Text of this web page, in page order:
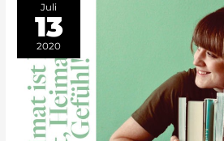
Juli
13
2020